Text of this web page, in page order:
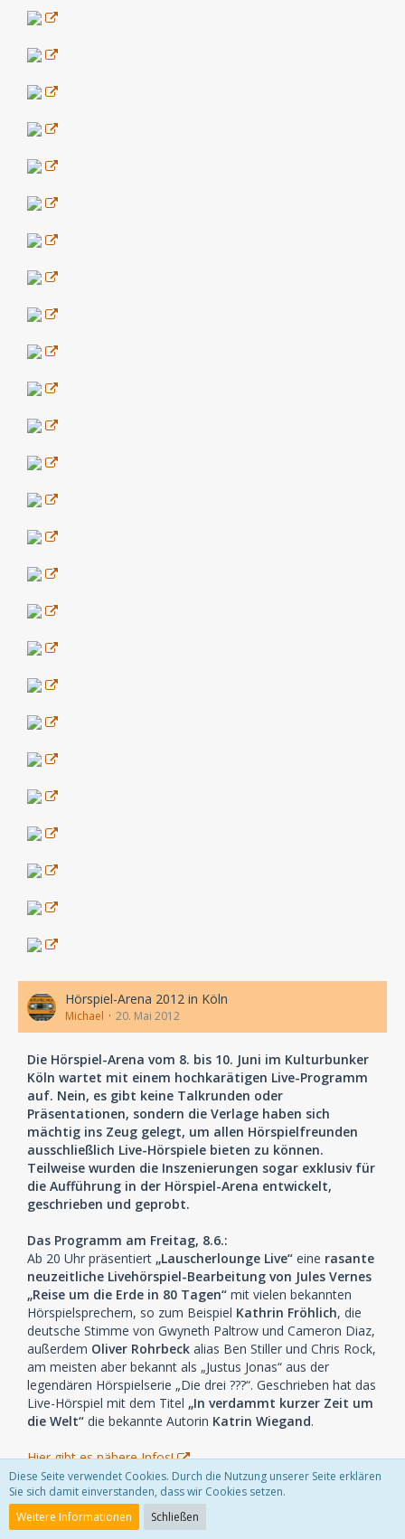
Hörspiel-Arena 2012 in Köln
Michael 20. Mai 2012
Die Hörspiel-Arena vom 8. bis 10. Juni im Kulturbunker
Köln wartet mit einem hochkarätigen Live-Programm
auf. Nein, es gibt keine Talkrunden oder
Präsentationen, sondern die Verlage haben sich
mächtig ins Zeug gelegt, um allen Hörspielfreunden
ausschließlich Live-Hörspiele bieten zu können.
Teilweise wurden die Inszenierungen sogar exklusiv für
die Aufführung in der Hörspiel-Arena entwickelt,
geschrieben und geprobt.
Das Programm am Freitag, 8.6.:
Ab 20 Uhr präsentiert „Lauscherlounge Live“ eine rasante
neuzeitliche Livehörspiel-Bearbeitung von Jules Vernes
„Reise um die Erde in 80 Tagen“ mit vielen bekannten
Hörspielsprechern, so zum Beispiel Kathrin Fröhlich, die
deutsche Stimme von Gwyneth Paltrow und Cameron Diaz,
außerdem Oliver Rohrbeck alias Ben Stiller und Chris Rock,
am meisten aber bekannt als „Justus Jonas“ aus der
legendären Hörspielserie „Die drei ???“. Geschrieben hat das
Live-Hörspiel mit dem Titel „In verdammt kurzer Zeit um
die Welt“ die bekannte Autorin Katrin Wiegand.
Hier gibt es nähere Infos!
Achtung: Wer sich dieses Live-Ereignis nicht entgehen
lassen will, sollte schnell sein und sich Karten sichern!
Denn das Platzangebot ist begrenzt.
Euro.
Diese Seite verwendet Cookies. Durch die Nutzung unserer Seite erklären
Sie sich damit einverstanden, dass wir Cookies setzen.
Weitere Informationen
Schließen